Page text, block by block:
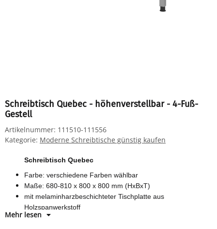
Schreibtisch Quebec - höhenverstellbar - 4-Fuß-
Gestell
Artikelnummer: 111510-111556
Kategorie: Moderne Schreibtische günstig kaufen
Schreibtisch Quebec
Farbe: verschiedene Farben wählbar
Maße: 680-810 x 800 x 800 mm (HxBxT)
mit melaminharzbeschichteter Tischplatte aus
Holzspanwerkstoff
Stahl-Quadratrohrgestell mit umlaufendem Stahlrahmen und
Mehr lesen